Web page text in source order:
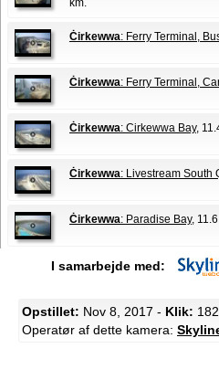
Ċirkewwa: Ferry Terminal,
Ċirkewwa: Ferry Terminal,
Ċirkewwa: Cirkewwa Bay,
Ċirkewwa: Livestream South
Ċirkewwa: Paradise Bay, 11.6
I samarbejde med:
Opstillet: Nov 8, 2017 - Klik:
Operatør af dette kamera: